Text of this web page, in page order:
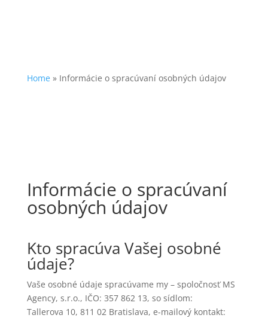
Home» Informácie o spracúvaní osobných údajov
Informácie o spracúvaní
osobných údajov
Kto spracúva Vašej osobné
údaje?
Vaše osobné údaje spracúvame my – spoločnosť MS
Agency, s.r.o., IČO: 357 862 13, so sídlom:
Tallerova 10, 811 02 Bratislava, e-mailový kontakt: